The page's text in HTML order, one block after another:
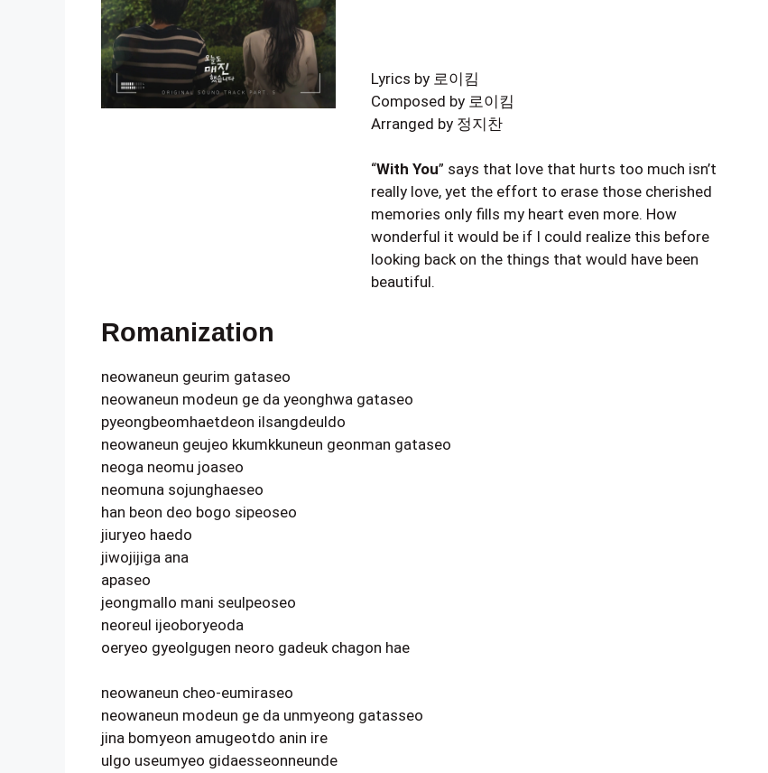
Lyrics by 로이킴
Composed by 로이킴
Arranged by 정지찬
“With You” says that love that hurts too much isn’t
really love, yet the effort to erase those cherished
memories only fills my heart even more. How
wonderful it would be if I could realize this before
looking back on the things that would have been
beautiful.
Romanization
neowaneun geurim gataseo
neowaneun modeun ge da yeonghwa gataseo
pyeongbeomhaetdeon ilsangdeuldo
neowaneun geujeo kkumkkuneun geonman gataseo
neoga neomu joaseo
neomuna sojunghaeseo
han beon deo bogo sipeoseo
jiuryeo haedo
jiwojijiga ana
apaseo
jeongmallo mani seulpeoseo
neoreul ijeoboryeoda
oeryeo gyeolgugen neoro gadeuk chagon hae
neowaneun cheo-eumiraseo
neowaneun modeun ge da unmyeong gatasseo
jina bomyeon amugeotdo anin ire
ulgo useumyeo gidaesseonneunde